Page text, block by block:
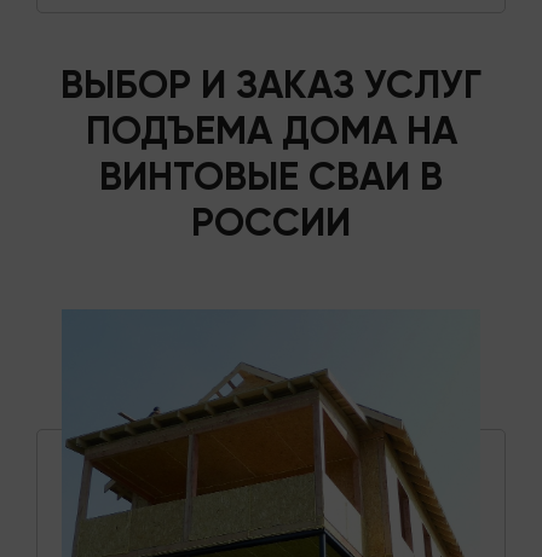
ВЫБОР И ЗАКАЗ УСЛУГ
ПОДЪЕМА ДОМА НА
ВИНТОВЫЕ СВАИ В
РОССИИ